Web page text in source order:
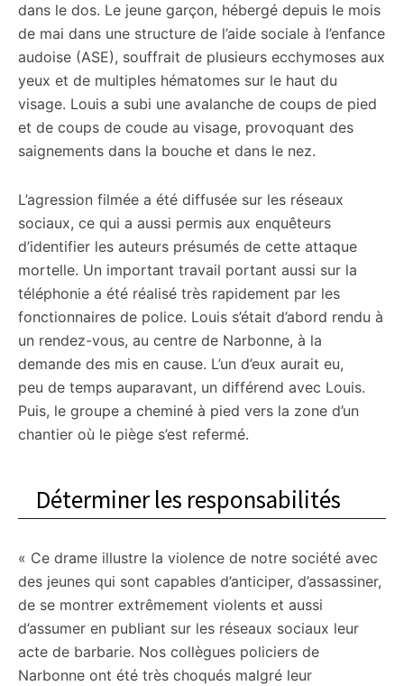
dans le dos. Le jeune garçon, hébergé depuis le mois
de mai dans une structure de l’aide sociale à l’enfance
audoise (ASE), souffrait de plusieurs ecchymoses aux
yeux et de multiples hématomes sur le haut du
visage. Louis a subi une avalanche de coups de pied
et de coups de coude au visage, provoquant des
saignements dans la bouche et dans le nez.
L’agression filmée a été diffusée sur les réseaux
sociaux, ce qui a aussi permis aux enquêteurs
d’identifier les auteurs présumés de cette attaque
mortelle. Un important travail portant aussi sur la
téléphonie a été réalisé très rapidement par les
fonctionnaires de police. Louis s’était d’abord rendu à
un rendez-vous, au centre de Narbonne, à la
demande des mis en cause. L’un d’eux aurait eu,
peu de temps auparavant, un différend avec Louis.
Puis, le groupe a cheminé à pied vers la zone d’un
chantier où le piège s’est refermé.
Déterminer les responsabilités
« Ce drame illustre la violence de notre société avec
des jeunes qui sont capables d’anticiper, d’assassiner,
de se montrer extrêmement violents et aussi
d’assumer en publiant sur les réseaux sociaux leur
acte de barbarie. Nos collègues policiers de
Narbonne ont été très choqués malgré leur